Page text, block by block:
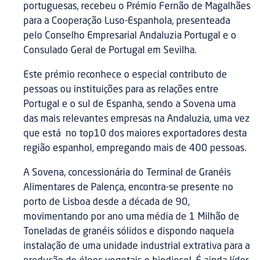
portuguesas, recebeu o Prémio Fernão de Magalhães
para a Cooperação Luso-Espanhola, presenteada
pelo Conselho Empresarial Andaluzia Portugal e o
Consulado Geral de Portugal em Sevilha.
Este prémio reconhece o especial contributo de
pessoas ou instituições para as relações entre
Portugal e o sul de Espanha, sendo a Sovena uma
das mais relevantes empresas na Andaluzia, uma vez
que está no top10 dos maiores exportadores desta
região espanhol, empregando mais de 400 pessoas.
A Sovena, concessionária do Terminal de Granéis
Alimentares de Palença, encontra-se presente no
porto de Lisboa desde a década de 90,
movimentando por ano uma média de 1 Milhão de
Toneladas de granéis sólidos e dispondo naquela
instalação de uma unidade industrial extrativa para a